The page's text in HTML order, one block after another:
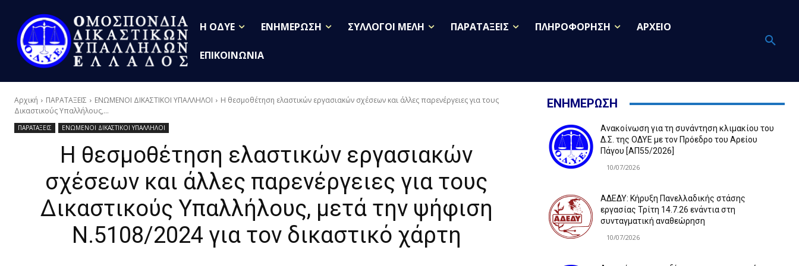
Η ΟΔΥΕ ΕΝΗΜΕΡΩΣΗ ΣΥΛΛΟΓΟΙ ΜΕΛΗ ΠΑΡΑΤΑΞΕΙΣ ΠΛΗΡΟΦΟΡΗΣΗ ΑΡΧΕΙΟ
ΕΠΙΚΟΙΝΩΝΙΑ
Αρχική ΠΑΡΑΤΑΞΕΙΣ ΕΝΩΜΕΝΟΙ ΔΙΚΑΣΤΙΚΟΙ ΥΠΑΛΛΗΛΟΙ
Η θεσμοθέτηση ελαστικών εργασιακών σχέσεων και άλλες παρενέργειες για τους
Δικαστικούς Υπαλλήλους,...
ΠΑΡΑΤΑΞΕΙΣ ΕΝΩΜΕΝΟΙ ΔΙΚΑΣΤΙΚΟΙ ΥΠΑΛΛΗΛΟΙ
Η θεσμοθέτηση ελαστικών εργασιακών
σχέσεων και άλλες παρενέργειες για τους
Δικαστικούς Υπαλλήλους, μετά την ψήφιση
Ν.5108/2024 για τον δικαστικό χάρτη
ΕΝΗΜΕΡΩΣΗ
Ανακοίνωση για τη συνάντηση κλιμακίου του
Δ.Σ. της ΟΔΥΕ με τον Πρόεδρο του Αρείου
Πάγου [ΑΠ55/2026]
10/07/2026
ΑΔΕΔΥ: Κήρυξη Πανελλαδικής στάσης
εργασίας Τρίτη 14.7.26 ενάντια στη
συνταγματική αναθεώρηση
10/07/2026